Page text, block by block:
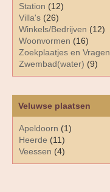
Station (12)
Villa's (26)
Winkels/Bedrijven (12)
Woonvormen (16)
Zoekplaatjes en Vragen
Zwembad(water) (9)
Veluwse plaatsen
Apeldoorn (1)
Heerde (11)
Veessen (4)